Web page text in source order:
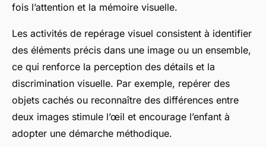
fois l’attention et la mémoire visuelle.
Les activités de repérage visuel consistent à identifier
des éléments précis dans une image ou un ensemble,
ce qui renforce la perception des détails et la
discrimination visuelle. Par exemple, repérer des
objets cachés ou reconnaître des différences entre
deux images stimule l’œil et encourage l’enfant à
adopter une démarche méthodique.